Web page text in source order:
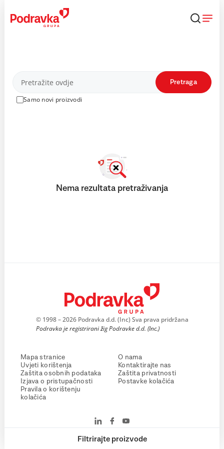
content
Proizvodi
Samo novi proizvodi
Pretraga
Filtrirajte proizvode
Nema rezultata pretraživanja
© 1998 – 2026 Podravka d.d. (Inc) Sva prava pridržana
Podravka je registrirani žig Podravke d.d. (Inc.)
Mapa stranice
Uvjeti korištenja
Zaštita osobnih podataka
Izjava o pristupačnosti
Pravila o korištenju
kolačića
O nama
Kontaktirajte nas
Zaštita privatnosti
Postavke kolačića